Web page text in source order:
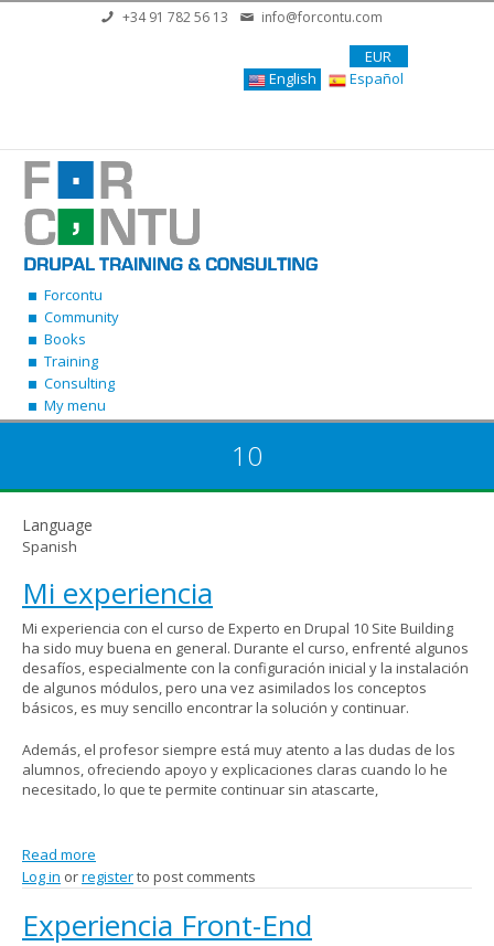
Skip to main content+34 91 782 56 13 info@forcontu.com
EUR
English
Español
Forcontu
Community
Books
Training
Consulting
My menu
10
Language
Spanish
Mi experiencia
Mi experiencia con el curso de Experto en Drupal 10 Site Building
ha sido muy buena en general. Durante el curso, enfrenté algunos
desafíos, especialmente con la configuración inicial y la instalación
de algunos módulos, pero una vez asimilados los conceptos
básicos, es muy sencillo encontrar la solución y continuar.
Además, el profesor siempre está muy atento a las dudas de los
alumnos, ofreciendo apoyo y explicaciones claras cuando lo he
necesitado, lo que te permite continuar sin atascarte,
Read more
Log in orregisterto post comments
Experiencia Front-End